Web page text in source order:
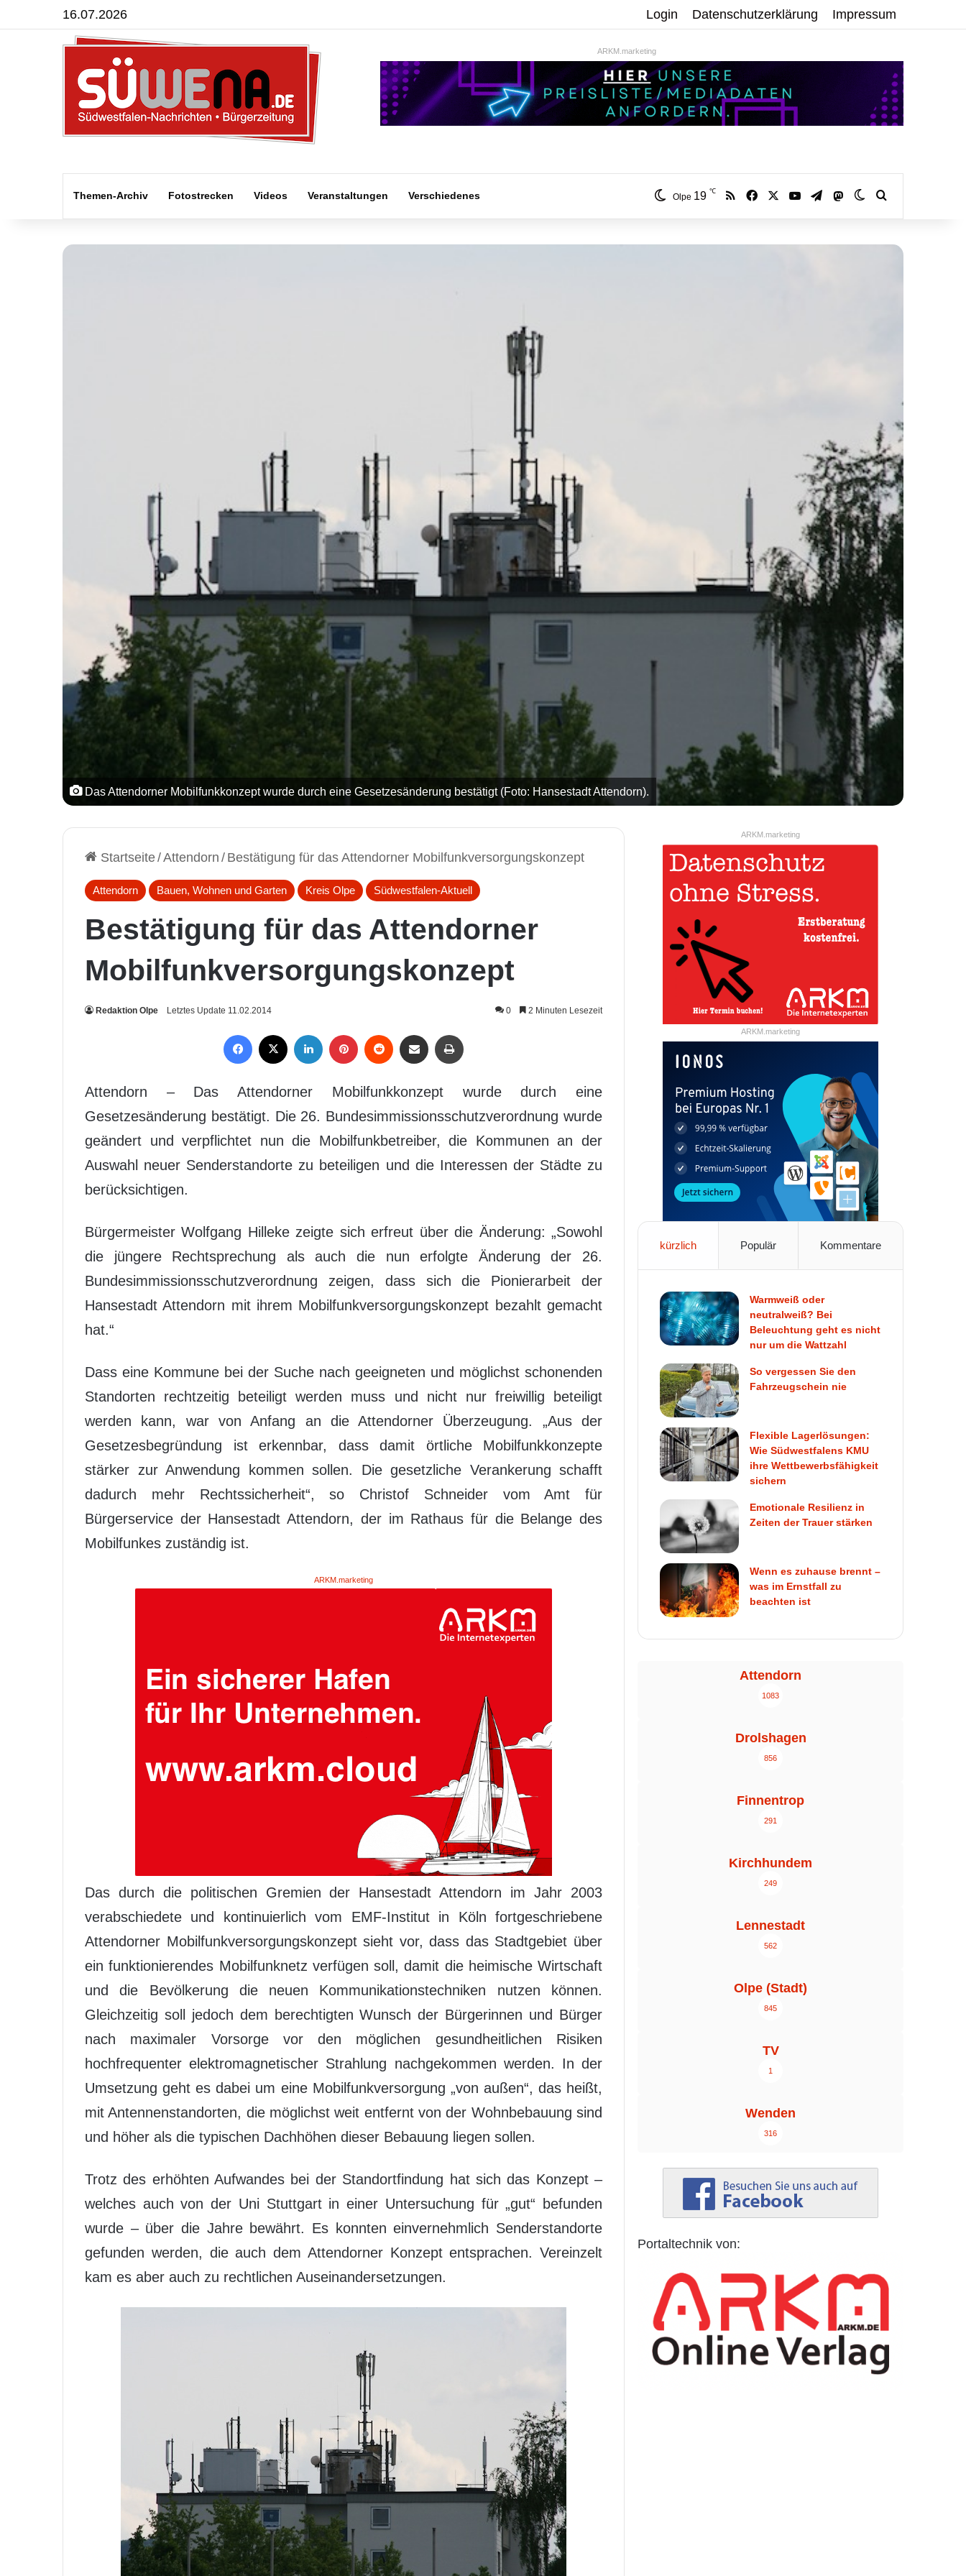
16.07.2026 Login Datenschutzerklärung Impressum
ARKM.marketing
Themen-Archiv Fotostrecken Videos Veranstaltungen Verschiedenes Olpe 19 ℃ RSS Facebook YouTubeTelegramMastodonSkin umschalten
Das Attendorner Mobilfunkkonzept wurde durch eine Gesetzesänderung bestätigt (Foto: Hansestadt Attendorn).
Startseite/Attendorn / Bestätigung für das Attendorner Mobilfunkversorgungskonzept
Attendorn Bauen, Wohnen und Garten Kreis Olpe Südwestfalen-Aktuell
Bestätigung für das Attendorner
Mobilfunkversorgungskonzept
Redaktion Olpe Letztes Update 11.02.2014 0 2 Minuten Lesezeit
Attendorn – Das Attendorner Mobilfunkkonzept wurde durch eine
Gesetzesänderung bestätigt. Die 26. Bundesimmissionsschutzverordnung wurde
geändert und verpflichtet nun die Mobilfunkbetreiber, die Kommunen an der
Auswahl neuer Senderstandorte zu beteiligen und die Interessen der Städte zu
berücksichtigen.
Bürgermeister Wolfgang Hilleke zeigte sich erfreut über die Änderung: „Sowohl
die jüngere Rechtsprechung als auch die nun erfolgte Änderung der 26.
Bundesimmissionsschutzverordnung zeigen, dass sich die Pionierarbeit der
Hansestadt Attendorn mit ihrem Mobilfunkversorgungskonzept bezahlt gemacht
hat.“
Dass eine Kommune bei der Suche nach geeigneten und möglichst schonenden
Standorten rechtzeitig beteiligt werden muss und nicht nur freiwillig beteiligt
werden kann, war von Anfang an die Attendorner Überzeugung. „Aus der
Gesetzesbegründung ist erkennbar, dass damit örtliche Mobilfunkkonzepte
stärker zur Anwendung kommen sollen. Die gesetzliche Verankerung schafft
dadurch mehr Rechtssicherheit“, so Christof Schneider vom Amt für
Bürgerservice der Hansestadt Attendorn, der im Rathaus für die Belange des
Mobilfunkes zuständig ist.
ARKM.marketing
Das durch die politischen Gremien der Hansestadt Attendorn im Jahr 2003
verabschiedete und kontinuierlich vom EMF-Institut in Köln fortgeschriebene
Attendorner Mobilfunkversorgungskonzept sieht vor, dass das Stadtgebiet über
ein funktionierendes Mobilfunknetz verfügen soll, damit die heimische Wirtschaft
und die Bevölkerung die neuen Kommunikationstechniken nutzen können.
Gleichzeitig soll jedoch dem berechtigten Wunsch der Bürgerinnen und Bürger
nach maximaler Vorsorge vor den möglichen gesundheitlichen Risiken
hochfrequenter elektromagnetischer Strahlung nachgekommen werden. In der
Umsetzung geht es dabei um eine Mobilfunkversorgung „von außen“, das heißt,
mit Antennenstandorten, die möglichst weit entfernt von der Wohnbebauung sind
und höher als die typischen Dachhöhen dieser Bebauung liegen sollen.
Trotz des erhöhten Aufwandes bei der Standortfindung hat sich das Konzept –
welches auch von der Uni Stuttgart in einer Untersuchung für „gut“ befunden
wurde – über die Jahre bewährt. Es konnten einvernehmlich Senderstandorte
gefunden werden, die auch dem Attendorner Konzept entsprachen. Vereinzelt
kam es aber auch zu rechtlichen Auseinandersetzungen.
ARKM.marketing
ARKM.marketing
kürzlich Populär Kommentare
Warmweiß oder
neutralweiß? Bei
Beleuchtung geht es nicht
nur um die Wattzahl
So vergessen Sie den
Fahrzeugschein nie
Flexible Lagerlösungen:
Wie Südwestfalens KMU
ihre Wettbewerbsfähigkeit
sichern
Emotionale Resilienz in
Zeiten der Trauer stärken
Wenn es zuhause brennt –
was im Ernstfall zu
beachten ist
Attendorn
1083
Drolshagen
856
Finnentrop
291
Kirchhundem
249
Lennestadt
562
Olpe (Stadt)
845
TV
1
Wenden
316
Portaltechnik von: